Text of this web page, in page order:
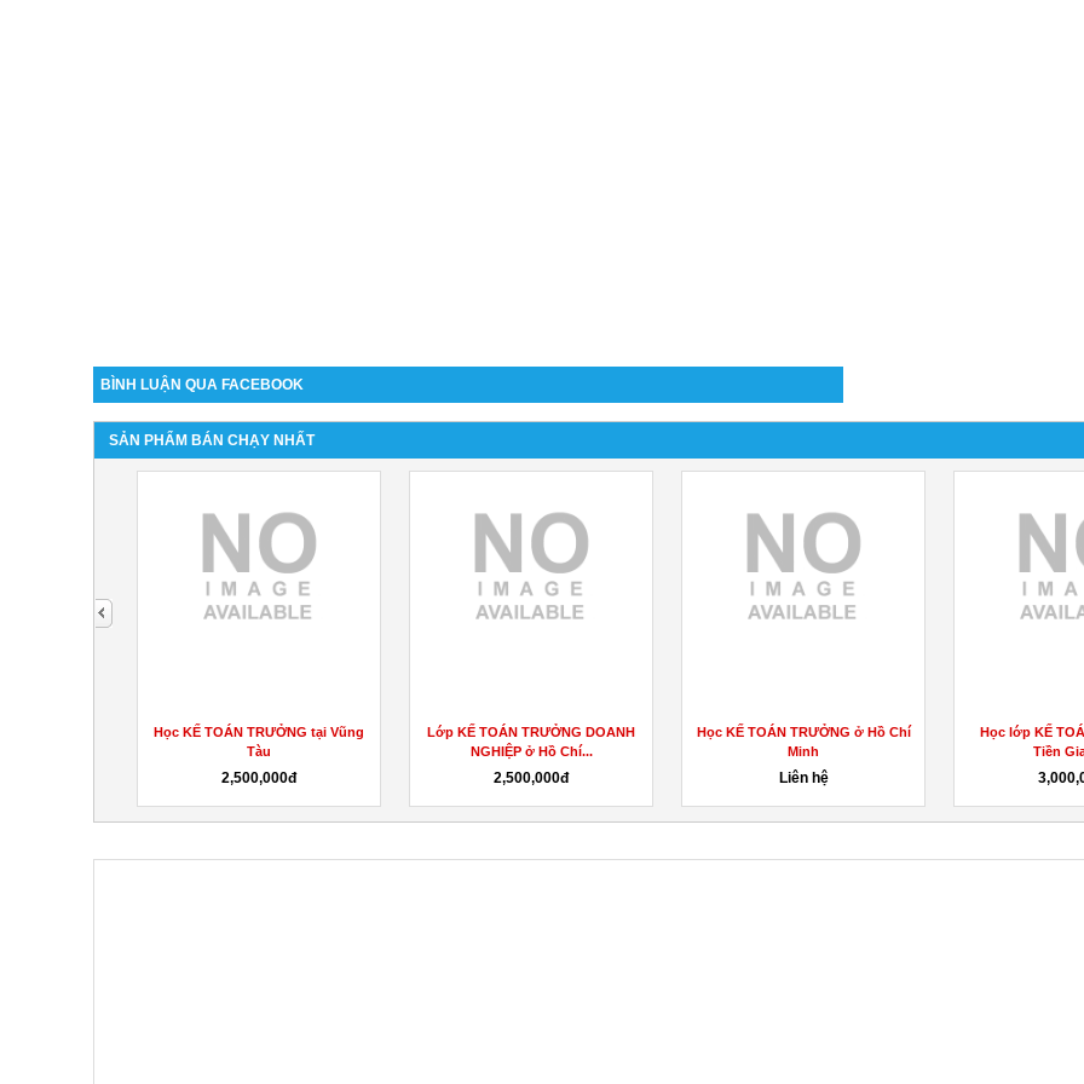
BÌNH LUẬN QUA FACEBOOK
SẢN PHẨM BÁN CHẠY NHẤT
Lớp KẾ TOÁN TRƯỞNG DOANH
Học KẾ TOÁN TRƯỞNG ở Hồ Chí
Học lớp KẾ TOÁN TRƯỞNG ở
lớp kế toán hành chính sự nghiệp
next